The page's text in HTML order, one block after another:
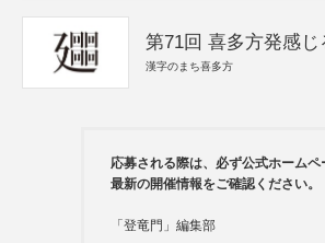
第71回 喜多方発感
漢字のまち喜多方
応募される際は、必ず公式ホームペ
最新の開催情報をご確認ください。
「登竜門」編集部